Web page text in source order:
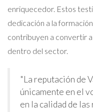
enriquecedor. Estos
dedicación a la
contribuyen a convertir
dentro del sector.
"La reputación de
únicamente en el
en la calidad de